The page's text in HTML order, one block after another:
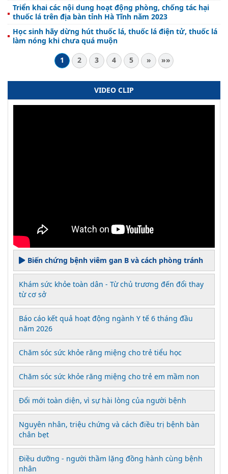
Triển khai các nội dung hoạt động phòng, chống tác hại
thuốc lá trên địa bàn tỉnh Hà Tĩnh năm 2023
Học sinh hãy dừng hút thuốc lá, thuốc lá điện tử, thuốc lá
làm nóng khi chưa quá muộn
1
2 3 4 5 » »»
VIDEO CLIP
Biến chứng bệnh viêm gan B và cách phòng tránh
Khám sức khỏe toàn dân - Từ chủ trương đến đổi thay
từ cơ sở
Báo cáo kết quả hoạt động ngành Y tế 6 tháng đầu
năm 2026
Chăm sóc sức khỏe răng miệng cho trẻ tiểu học
Chăm sóc sức khỏe răng miệng cho trẻ em mầm non
Đổi mới toàn diện, vì sự hài lòng của người bệnh
Nguyên nhân, triệu chứng và cách điều trị bệnh bàn
chân bẹt
Điều dưỡng - người thầm lặng đồng hành cùng bệnh
nhân